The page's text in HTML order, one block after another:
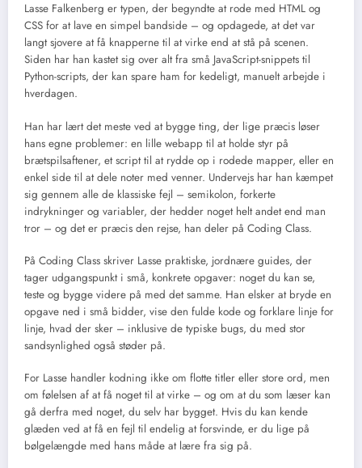
Lasse Falkenberg er typen, der begyndte at rode med HTML og
CSS for at lave en simpel bandside – og opdagede, at det var
langt sjovere at få knapperne til at virke end at stå på scenen.
Siden har han kastet sig over alt fra små JavaScript-snippets til
Python-scripts, der kan spare ham for kedeligt, manuelt arbejde i
hverdagen.
Han har lært det meste ved at bygge ting, der lige præcis løser
hans egne problemer: en lille webapp til at holde styr på
brætspilsaftener, et script til at rydde op i rodede mapper, eller en
enkel side til at dele noter med venner. Undervejs har han kæmpet
sig gennem alle de klassiske fejl – semikolon, forkerte
indrykninger og variabler, der hedder noget helt andet end man
tror – og det er præcis den rejse, han deler på Coding Class.
På Coding Class skriver Lasse praktiske, jordnære guides, der
tager udgangspunkt i små, konkrete opgaver: noget du kan se,
teste og bygge videre på med det samme. Han elsker at bryde en
opgave ned i små bidder, vise den fulde kode og forklare linje for
linje, hvad der sker – inklusive de typiske bugs, du med stor
sandsynlighed også støder på.
For Lasse handler kodning ikke om flotte titler eller store ord, men
om følelsen af at få noget til at virke – og om at du som læser kan
gå derfra med noget, du selv har bygget. Hvis du kan kende
glæden ved at få en fejl til endelig at forsvinde, er du lige på
bølgelængde med hans måde at lære fra sig på.